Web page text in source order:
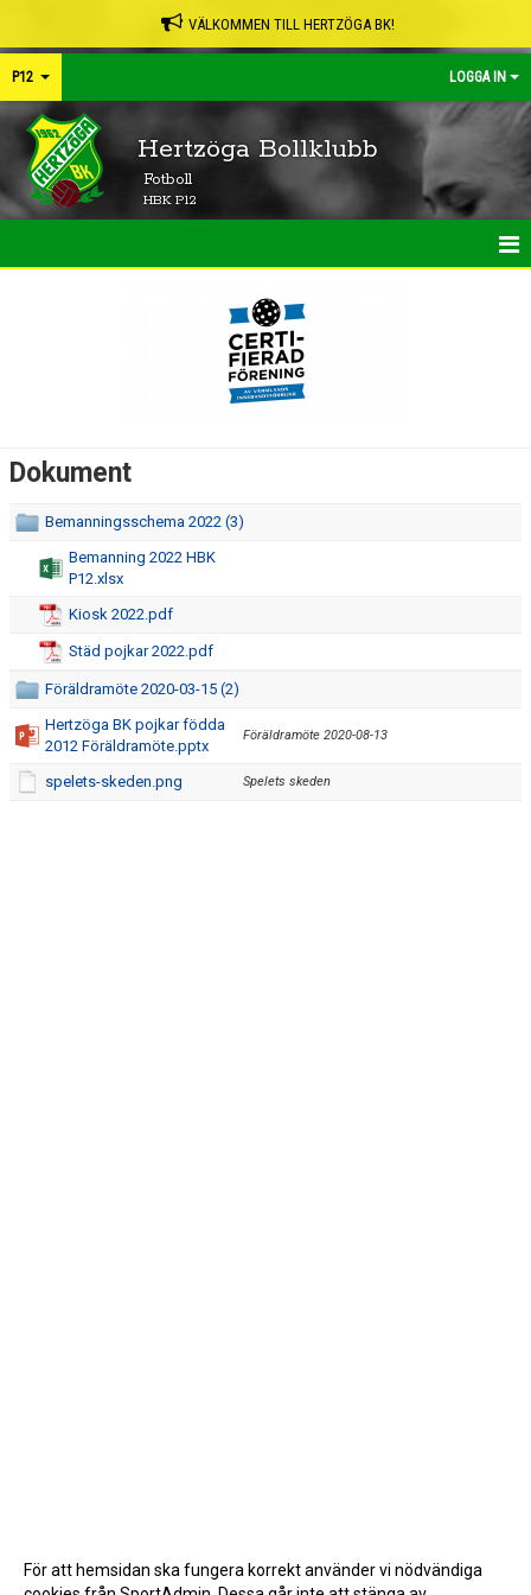
VÄLKOMMEN TILL HERTZÖGA BK!
P12 LOGGA IN
Hertzöga Bollklubb
Fotboll
HBK P12
DOKUMENT
Dokument
Bemanningsschema 2022 (3)
Bemanning 2022 HBK
P12.xlsx
Kiosk 2022.pdf
Städ pojkar 2022.pdf
Föräldramöte 2020-03-15 (2)
Hertzöga BK pojkar födda
2012 Föräldramöte.pptx
Föräldramöte 2020-08-13
spelets-skeden.png Spelets skeden
För att hemsidan ska fungera korrekt använder vi nödvändiga